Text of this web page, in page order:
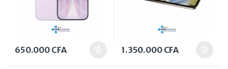
650.000 CFA 1.350.000 CFA